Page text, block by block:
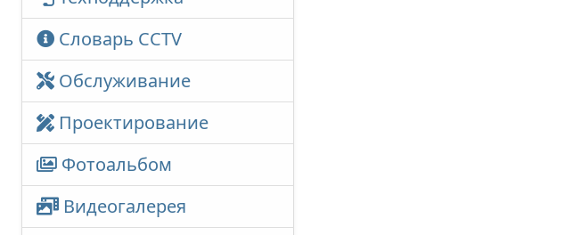
Словарь CCTV
Обслуживание
Проектирование
Фотоальбом
Видеогалерея